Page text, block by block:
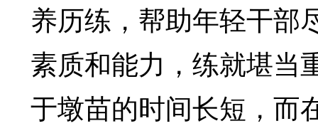
养历练，帮助年轻干部
素质和能力，练就堪当
于墩苗的时间长短，而